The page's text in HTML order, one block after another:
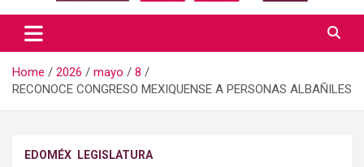
Diario Xponencial Mx
Home 2026 mayo
8
RECONOCE CONGRESO MEXIQUENSE A PERSONAS ALBAÑILES
EDOMÉX LEGISLATURA